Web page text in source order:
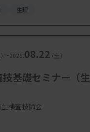
生理
-2026. 08.22（土）
基礎セミナー（
検査技師会